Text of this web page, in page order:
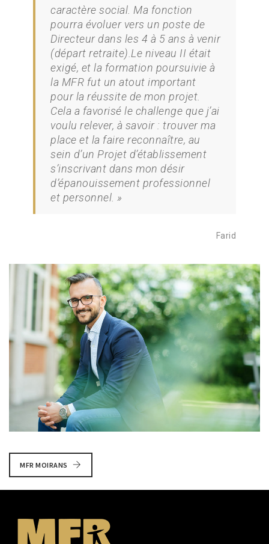
caractère social. Ma fonction
pourra évoluer vers un poste de
Directeur dans les 4 à 5 ans à venir
(départ retraite).Le niveau II était
exigé, et la formation poursuivie à
la MFR fut un atout important
pour la réussite de mon projet.
Cela a favorisé le challenge que j’ai
voulu relever, à savoir : trouver ma
place et la faire reconnaître, au
sein d’un Projet d’établissement
s’inscrivant dans mon désir
d’épanouissement professionnel
et personnel. »
Farid
MFR MOIRANS